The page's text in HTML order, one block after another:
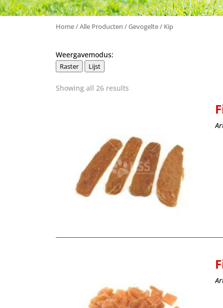
Home/Alle Producten /Gevogelte/ Kip
Weergavemodus:
Raster Lijst
Showing all 26 results